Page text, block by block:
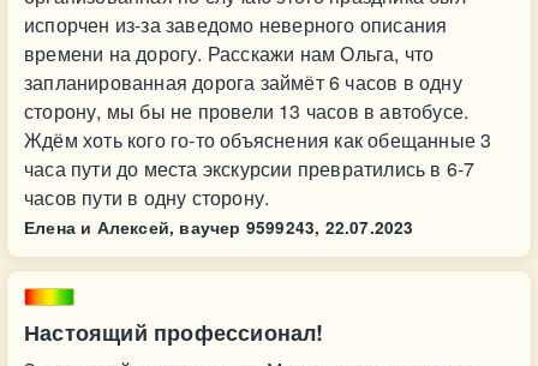
испорчен из-за заведомо неверного описания
времени на дорогу. Расскажи нам Ольга, что
запланированная дорога займёт 6 часов в одну
сторону, мы бы не провели 13 часов в автобусе.
Ждём хоть кого го-то объяснения как обещанные 3
часа пути до места экскурсии превратились в 6-7
часов пути в одну сторону.
Елена и Алексей, ваучер 9599243, 22.07.2023
Настоящий профессионал!